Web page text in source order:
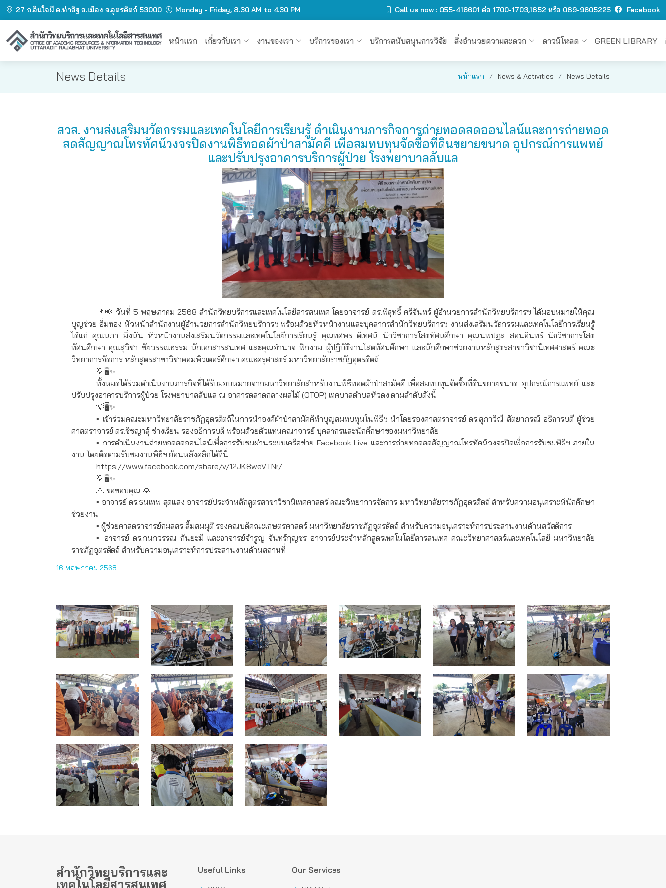
27 ถ.อินใจมี ต.ท่าอิฐ อ.เมือง จ.อุตรดิตถ์ 53000 Monday - Friday, 8.30 AM to 4.30 PM Call us now : O55-416601 ต่อ 1700-1703,1852 หรือ 089-9605225 Facebook
หน้าแรก เกี่ยวกับเรา งานของเรา บริการของเรา บริการสนับสนุนการวิจัย สิ่งอำนวยความสะดวก ดาวน์โหลด GREEN LIBRARY
News Details หน้าแรก News & Activities News Details
สวส. งานส่งเสริมนวัตกรรมและเทคโนโลยีการเรียนรู้ ดำเนินงานภารกิจการถ่ายทอดสดออนไลน์และการถ่ายทอด
สดสัญญาณโทรทัศน์วงจรปิดงานพิธีทอดผ้าป่าสามัคคี เพื่อสมทบทุนจัดซื้อที่ดินขยายขนาด อุปกรณ์การแพทย์
และปรับปรุงอาคารบริการผู้ป่วย โรงพยาบาลลับแล
📌📢 วันที่ 5 พฤษภาคม 2568 สำนักวิทยบริการและเทคโนโลยีสารสนเทศ โดยอาจารย์ ดร.พิสุทธิ์ ศรีจันทร์ ผู้อำนวยการสำนักวิทยบริการฯ ได้มอบหมายให้คุณ
บุญช่วย อิ่มทอง หัวหน้าสำนักงานผู้อำนวยการสำนักวิทยบริการฯ พร้อมด้วยหัวหน้างานและบุคลากรสำนักวิทยบริการฯ งานส่งเสริมนวัตกรรมและเทคโนโลยีการเรียนรู้
ได้แก่ คุณนภา มิ่งนัน หัวหน้างานส่งเสริมนวัตกรรมและเทคโนโลยีการเรียนรู้ คุณทศพร ดีเทศน์ นักวิชาการโสตทัศนศึกษา คุณนพปฏล สอนอินทร์ นักวิชาการโสต
ทัศนศึกษา คุณสุวิชา ชัยวรรณธรรม นักเอกสารสนเทศ และคุณอำนาจ ฟักงาม ผู้ปฏิบัติงานโสตทัศนศึกษา และนักศึกษาช่วยงานหลักสูตรสาขาวิชานิเทศศาสตร์ คณะ
วิทยาการจัดการ หลักสูตรสาขาวิชาคอมพิวเตอร์ศึกษา คณะครุศาสตร์ มหาวิทยาลัยราชภัฏอุตรดิตถ์
💡🖥✨
ทั้งหมดได้ร่วมดำเนินงานภารกิจที่ได้รับมอบหมายจากมหาวิทยาลัยสำหรับงานพิธีทอดผ้าป่าสามัคคี เพื่อสมทบทุนจัดซื้อที่ดินขยายขนาด อุปกรณ์การแพทย์ และ
ปรับปรุงอาคารบริการผู้ป่วย โรงพยาบาลลับแล ณ อาคารตลาดกลางผลไม้ (OTOP) เทศบาลตำบลหัวดง ตามลำดับดังนี้
💡🖥✨
▪️ เข้าร่วมคณะมหาวิทยาลัยราชภัฏอุตรดิตถ์ในการนำองค์ผ้าป่าสามัคคีทําบุญสมทบทุนในพิธีฯ นำโดยรองศาสตราจารย์ ดร.สุภาวิณี สัตยาภรณ์ อธิการบดี ผู้ช่วย
ศาสตราจารย์ ดร.ชิชญาสุ์ ช่างเรียน รองอธิการบดี พร้อมด้วยตัวแทนคณาจารย์ บุคลากรและนักศึกษาของมหาวิทยาลัย
▪️ การดำเนินงานถ่ายทอดสดออนไลน์เพื่อการรับชมผ่านระบบเครือข่าย Facebook Live และการถ่ายทอดสดสัญญาณโทรทัศน์วงจรปิดเพื่อการรับชมพิธีฯ ภายใน
งาน โดยติดตามรับชมงานพิธีฯ ย้อนหลังคลิกได้ที่นี่
https://www.facebook.com/share/v/12JK8weVTNr/
💡🖥✨
🙏 ขอขอบคุณ 🙏
▪️ อาจารย์ ดร.ธนเทพ สุดแสง อาจารย์ประจำหลักสูตรสาขาวิชานิเทศศาสตร์ คณะวิทยาการจัดการ มหาวิทยาลัยราชภัฏอุตรดิตถ์ สำหรับความอนุเคราะห์นักศึกษา
ช่วยงาน
▪️ ผู้ช่วยศาสตราจารย์กมลสร ลิ้มสมมุติ รองคณบดีคณะเกษตรศาสตร์ มหาวิทยาลัยราชภัฏอุตรดิตถ์ สำหรับความอนุเคราะห์การประสานงานด้านสวัสดิการ
▪️ อาจารย์ ดร.กนกวรรณ กันยะมี และอาจารย์จำรูญ จันทร์กุญชร อาจารย์ประจำหลักสูตรเทคโนโลยีสารสนเทศ คณะวิทยาศาสตร์และเทคโนโลยี มหาวิทยาลัย
ราชภัฏอุตรดิตถ์ สำหรับความอนุเคราะห์การประสานงานด้านสถานที่
16 พฤษภาคม 2568
สำนักวิทยบริการและ
เทคโนโลยีสารสนเทศ
Useful Links Our Services